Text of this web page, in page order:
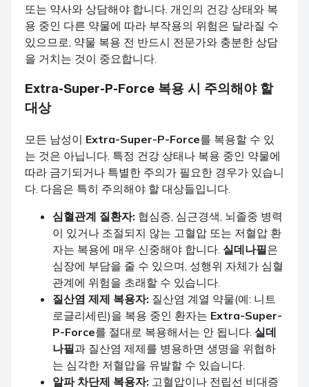
또는 약사와 상담해야 합니다. 개인의 건강 상태와 복
용 중인 다른 약물에 따라 부작용의 위험은 달라질 수
있으므로, 약물 복용 전 반드시 전문가와 충분한 상담
을 거치는 것이 중요합니다.
Extra-Super-P-Force 복용 시 주의해야 할
대상
모든 남성이 Extra-Super-P-Force를 복용할 수 있
는 것은 아닙니다. 특정 건강 상태나 복용 중인 약물에
따라 금기되거나 특별한 주의가 필요한 경우가 있습니
다. 다음은 특히 주의해야 할 대상들입니다.
심혈관계 질환자: 협심증, 심근경색, 뇌졸중 병력
이 있거나 조절되지 않는 고혈압 또는 저혈압 환
자는 복용에 매우 신중해야 합니다. 실데나필은
심장에 부담을 줄 수 있으며, 성행위 자체가 심혈
관계에 위험을 초래할 수 있습니다.
질산염 제제 복용자: 질산염 계열 약물(예: 니트
로글리세린)을 복용 중인 환자는 Extra-Super-
P-Force를 절대로 복용해서는 안 됩니다. 실데
나필과 질산염 제제를 병용하면 생명을 위협하
는 심각한 저혈압을 유발할 수 있습니다.
알파 차단제 복용자: 고혈압이나 전립선 비대증